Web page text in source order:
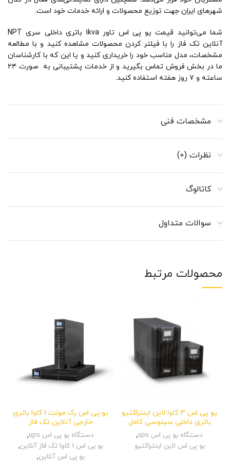
شهرهای ایران جهت توزیع محصولات و ارائه خدمات خود است.
شما می‌توانید قیمت یو پی اس تاور 1kva باتری داخلی سری NPT
آنلاین تک فاز را با فیلتر کردن محصولات مشاهده کنید و با مطالعه
مشخصات، مدل مناسب خود را خریداری کنید و یا این که با کارشناسان
ما در بخش فروش تماس بگیرید و از خدمات پشتیبانی به صورت ۲۴
ساعته و ۷ روز هفته استفاده کنید.
مشخصات فنی
نظرات (0)
کاتالوگ
سوالات متداول
محصولات مرتبط
یو پی اس 3 کاوا لاین اینتراکتیو
باتری داخلی سینوسی کامل
دستگاه یو پی اس ups
,
یو پی اس لاین اینتراکتیو
یو پی اس رک مونت 1 کاوا باتری
خارجی آنلاین تک فاز
دستگاه یو پی اس ups
,
یو پی اس 1 کاوا تک فاز آنلاین
,
یو پی اس آنلاین,